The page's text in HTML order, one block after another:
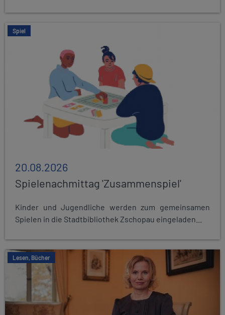
Spiel
20.08.2026
Spielenachmittag 'Zusammenspiel'
Kinder und Jugendliche werden zum gemeinsamen
Spielen in die Stadtbibliothek Zschopau eingeladen...
Lesen, Bücher